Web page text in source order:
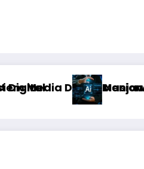
Perang
Perang Algoritma AI